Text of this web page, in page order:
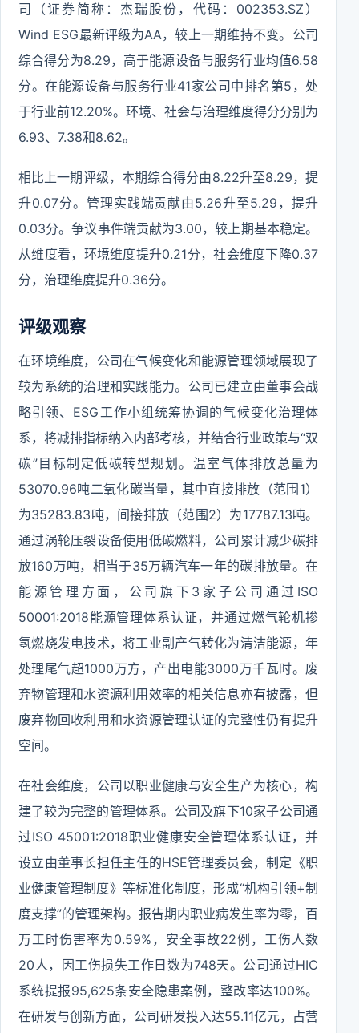
司（证券简称：杰瑞股份，代码：002353.SZ）
Wind ESG最新评级为AA，较上一期维持不变。公司
综合得分为8.29，高于能源设备与服务行业均值6.58
分。在能源设备与服务行业41家公司中排名第5，处
于行业前12.20%。环境、社会与治理维度得分分别为
6.93、7.38和8.62。
相比上一期评级，本期综合得分由8.22升至8.29，提
升0.07分。管理实践端贡献由5.26升至5.29，提升
0.03分。争议事件端贡献为3.00，较上期基本稳定。
从维度看，环境维度提升0.21分，社会维度下降0.37
分，治理维度提升0.36分。
评级观察
在环境维度，公司在气候变化和能源管理领域展现了
较为系统的治理和实践能力。公司已建立由董事会战
略引领、ESG工作小组统筹协调的气候变化治理体
系，将减排指标纳入内部考核，并结合行业政策与“双
碳”目标制定低碳转型规划。温室气体排放总量为
53070.96吨二氧化碳当量，其中直接排放（范围1）
为35283.83吨，间接排放（范围2）为17787.13吨。
通过涡轮压裂设备使用低碳燃料，公司累计减少碳排
放160万吨，相当于35万辆汽车一年的碳排放量。在
能源管理方面，公司旗下3家子公司通过ISO
50001:2018能源管理体系认证，并通过燃气轮机掺
氢燃烧发电技术，将工业副产气转化为清洁能源，年
处理尾气超1000万方，产出电能3000万千瓦时。废
弃物管理和水资源利用效率的相关信息亦有披露，但
废弃物回收利用和水资源管理认证的完整性仍有提升
空间。
在社会维度，公司以职业健康与安全生产为核心，构
建了较为完整的管理体系。公司及旗下10家子公司通
过ISO 45001:2018职业健康安全管理体系认证，并
设立由董事长担任主任的HSE管理委员会，制定《职
业健康管理制度》等标准化制度，形成“机构引领+制
度支撑”的管理架构。报告期内职业病发生率为零，百
万工时伤害率为0.59%，安全事故22例，工伤人数
20人，因工伤损失工作日数为748天。公司通过HIC
系统提报95,625条安全隐患案例，整改率达100%。
在研发与创新方面，公司研发投入达55.11亿元，占营